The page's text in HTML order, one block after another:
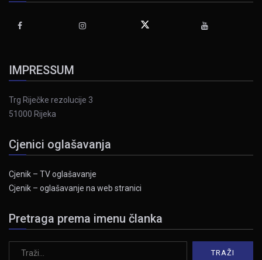
IMPRESSUM
Trg Riječke rezolucije 3
51000 Rijeka
Cjenici oglašavanja
Cjenik – TV oglašavanje
Cjenik – oglašavanje na web stranici
Pretraga prema imenu članka